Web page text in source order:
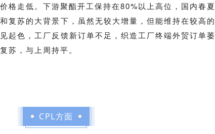
格走低。下游聚酯开工保持在80%以上高位，国内春夏
复苏的大背景下，虽然无较大增量，但能维持在较高的
起色，工厂反馈新订单不足，织造工厂终端外贸订单萎
苏，与上周持平。
CPL方面